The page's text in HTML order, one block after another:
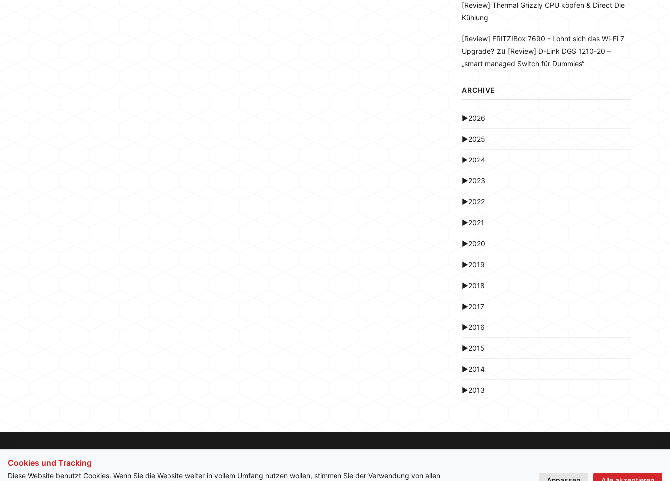
[Review] Thermal Grizzly CPU köpfen & Direct Die
Kühlung
[Review] FRITZ!Box 7690 - Lohnt sich das Wi-Fi 7
Upgrade? zu [Review] D-Link DGS 1210-20 –
„smart managed Switch für Dummies“
ARCHIVE
►2026
►2025
►2024
►2023
►2022
►2021
►2020
►2019
►2018
►2017
►2016
►2015
►2014
►2013
Cookies und Tracking
Diese Website benutzt Cookies. Wenn Sie die Website weiter in vollem Umfang nutzen wollen, stimmen Sie der Verwendung von allen